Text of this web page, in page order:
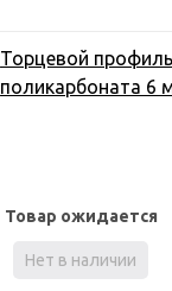
Торцевой
поликарбоната 6
Товар ожидается
Нет в наличии